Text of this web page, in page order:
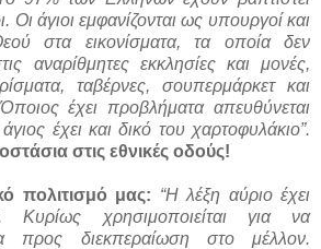
Οι άγιοι εμφανίζονται ως υπουργοί και
στα εικονίσματα, τα οποία δεν
αναρίθμητες εκκλησίες και μονές,
ταβέρνες, σουπερμάρκετ και
έχει προβλήματα απευθύνεται
έχει και δικό του χαρτοφυλάκιο”.
στις εθνικές οδούς!
πολιτισμό μας: “Η λέξη αύριο έχει
Κυρίως χρησιμοποιείται για να
προς διεκπεραίωση στο μέλλον.